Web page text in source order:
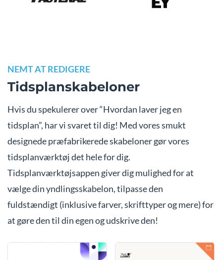
NEMT AT REDIGERE
Tidsplanskabeloner
Hvis du spekulerer over “Hvordan laver jeg en
tidsplan”, har vi svaret til dig! Med vores smukt
designede præfabrikerede skabeloner gør vores
tidsplanværktøj det hele for dig.
Tidsplanværktøjsappen giver dig mulighed for at
vælge din yndlingsskabelon, tilpasse den
fuldstændigt (inklusive farver, skrifttyper og mere) for
at gøre den til din egen og udskrive den!